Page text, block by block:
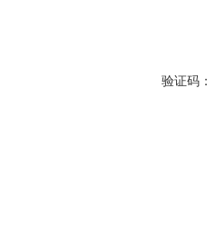
验证码：